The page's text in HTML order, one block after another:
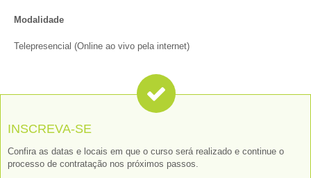
Modalidade
Telepresencial (Online ao vivo pela internet)
INSCREVA-SE
Confira as datas e locais em que o curso será realizado e continue o
processo de contratação nos próximos passos.